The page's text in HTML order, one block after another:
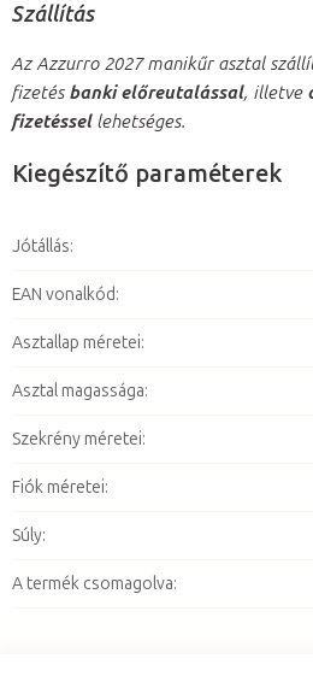
Szállítás
Az Azzurro 2027 manikűr asztal
fizetés banki előreutalással, illetve
fizetéssel lehetséges.
Kiegészítő paraméterek
Jótállás:
EAN vonalkód:
Asztallap méretei:
Asztal magassága:
Szekrény méretei:
Fiók méretei:
Súly:
A termék csomagolva: